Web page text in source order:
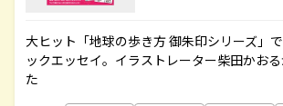
大ヒット「地球の歩き方 御朱印シリーズ」
ックエッセイ。イラストレーター柴田かお
た